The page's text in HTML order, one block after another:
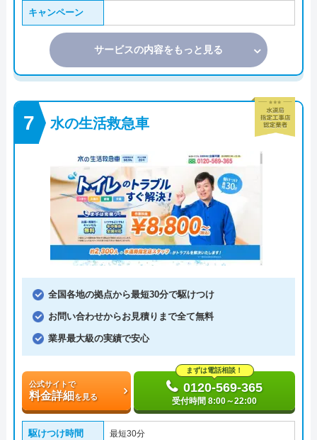
キャンペーン
サービスの内容をもっと見る
水の生活救急車
全国各地の拠点から最短30分で駆けつけ
お問い合わせからお見積りまで全て無料
業界最大級の実績で安心
公式サイトで
料金詳細を見る
まずは電話相談！
0120-569-365
受付時間 8:00～22:00
駆けつけ時間 最短30分